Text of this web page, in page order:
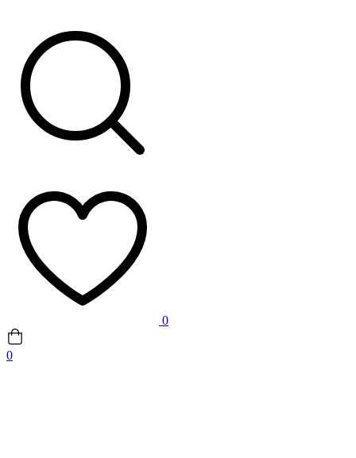
0
0